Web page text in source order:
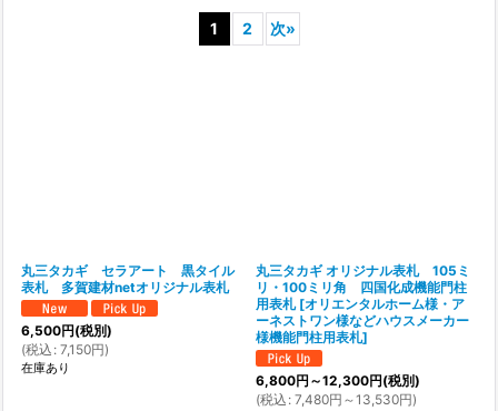
1 2 次»
丸三タカギ セラアート 黒タイル
表札 多賀建材netオリジナル表札
6,500円(税別)
(税込 : 7,150円)
在庫あり
丸三タカギ オリジナル表札 105ミ
リ・100ミリ角 四国化成機能門柱
用表札 [オリエンタルホーム様・ア
ーネストワン様などハウスメーカー
様機能門柱用表札]
6,800円 ～12,300円(税別)
(税込 : 7,480円 ～13,530円)